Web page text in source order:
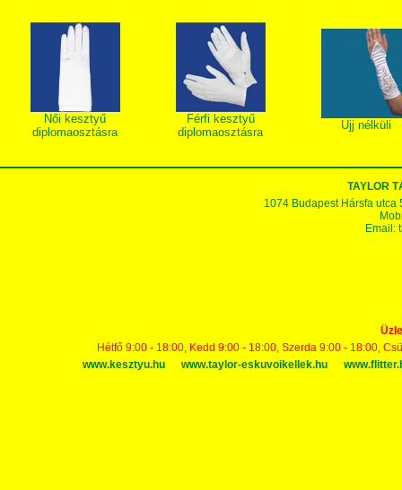
Női kesztyű
diplomaosztásra
Férfi kesztyű
diplomaosztásra
Ujj nélküli
TAYLOR
1074 Budapest Hársfa utca
Email:
Hétfő 9:00 - 18:00, Kedd 9:00 - 18:00, Szerda 9:00 - 18:00,
www.kesztyu.hu
www.taylor-eskuvoikellek.hu